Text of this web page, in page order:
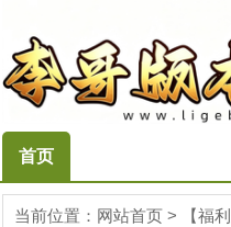
首页
当前位置： 网站首页 > 【福